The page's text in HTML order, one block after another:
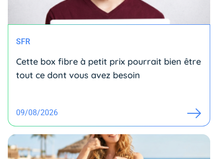
SFR
Cette box fibre à petit prix pourrait bien être
tout ce dont vous avez besoin
09/08/2026